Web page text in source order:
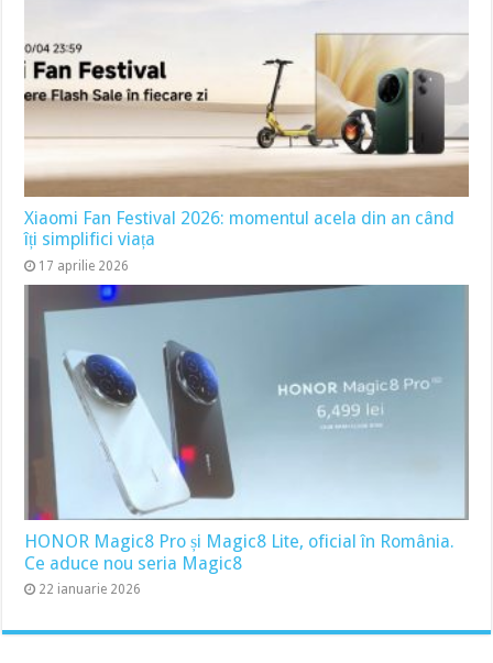
Xiaomi Fan Festival 2026: momentul acela din an când
îți simplifici viața
17 aprilie 2026
HONOR Magic8 Pro și Magic8 Lite, oficial în România.
Ce aduce nou seria Magic8
22 ianuarie 2026